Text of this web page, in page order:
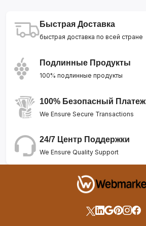
Быстрая Доставка
быстрая доставка по всей стране
Подлинные Продукты
100% подлинные продукты
100% Безопасный Платеж
We Ensure Secure Transactions
24/7 Центр Поддержки
We Ensure Quality Support